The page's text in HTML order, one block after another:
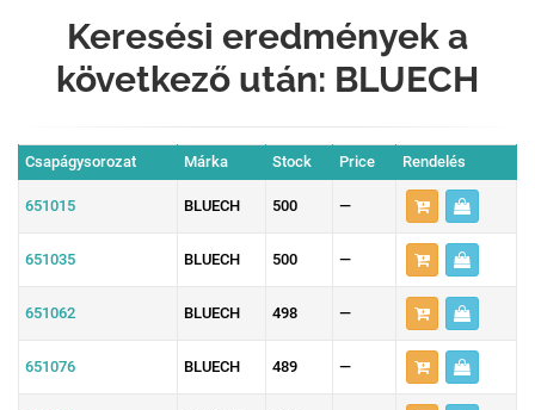
Keresési eredmények a
következő után: BLUECH
Csapágysorozat Márka Stock Price Rendelés
651015 BLUECH 500 —
651035 BLUECH 500 —
651062 BLUECH 498 —
651076 BLUECH 489 —